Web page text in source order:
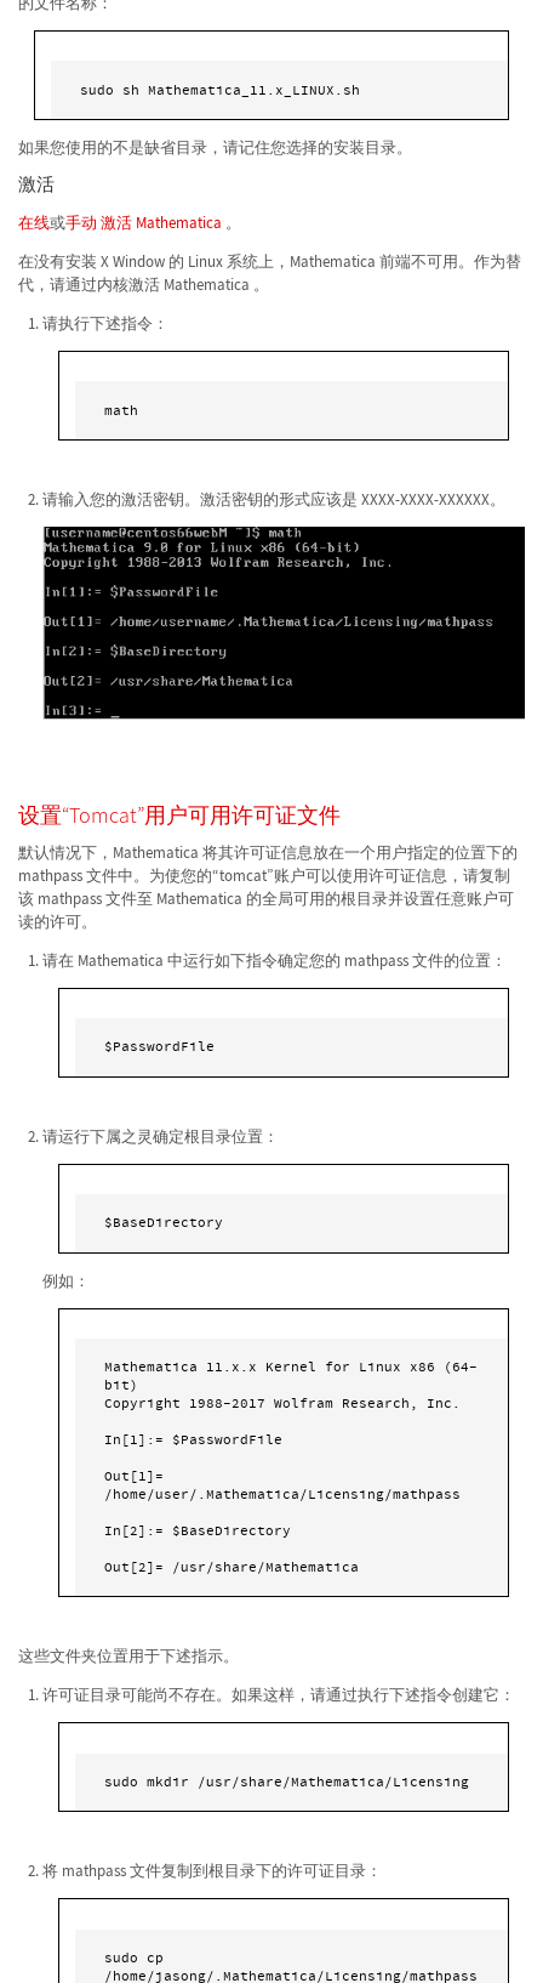
sudo sh Mathematica_11.x_LINUX.sh
如果您使用的不是缺省目录，请记住您选择的安装目录。
激活
在线或手动 激活 Mathematica 。
在没有安装 X Window 的 Linux 系统上，Mathematica 前端不可用。作为替
代，请通过内核激活 Mathematica 。
请执行下述指令：
math
请输入您的激活密钥。激活密钥的形式应该是 XXXX-XXXX-XXXXXX。
设置“Tomcat”用户可用许可证文件
默认情况下，Mathematica 将其许可证信息放在一个用户指定的位置下的
mathpass 文件中。为使您的“tomcat”账户可以使用许可证信息，请复制
该 mathpass 文件至 Mathematica 的全局可用的根目录并设置任意账户可
读的许可。
请在 Mathematica 中运行如下指令确定您的 mathpass 文件的位置：
$PasswordFile
请运行下属之灵确定根目录位置：
$BaseDirectory
例如：
Mathematica 11.x.x Kernel for Linux x86 (64-
bit)
Copyright 1988-2017 Wolfram Research, Inc.
In[1]:= $PasswordFile
Out[1]=
/home/user/.Mathematica/Licensing/mathpass
In[2]:= $BaseDirectory
这些文件夹位置用于下述指示。
许可证目录可能尚不存在。如果这样，请通过执行下述指令创建它：
sudo mkdir /usr/share/Mathematica/Licensing
将 mathpass 文件复制到根目录下的许可证目录：
sudo cp
/home/jasong/.Mathematica/Licensing/mathpass